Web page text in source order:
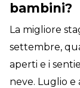
bambini?
La migliore
settembre,
aperti e i
neve. Luglio e